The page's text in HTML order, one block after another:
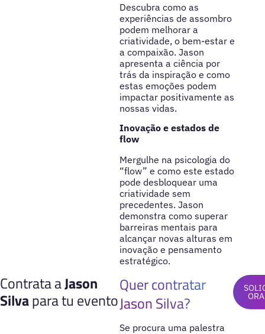
Descubra como as
experiências de assombro
podem melhorar a
criatividade, o bem-estar e
a compaixão. Jason
apresenta a ciência por
trás da inspiração e como
estas emoções podem
impactar positivamente as
nossas vidas.
Inovação e estados de
flow
Mergulhe na psicologia do
“flow” e como este estado
pode desbloquear uma
criatividade sem
precedentes. Jason
demonstra como superar
barreiras mentais para
alcançar novas alturas em
inovação e pensamento
estratégico.
Contrata aJason
Silvapara tu evento
Quer contratar
Jason Silva?
Se procura uma palestra